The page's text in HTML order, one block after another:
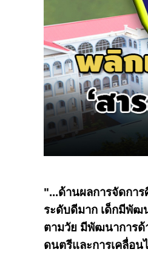
"...ด้านผลการจัดการ
ระดับดีมาก เด็กมีพัฒ
ตามวัย มีพัฒนาการ
ดนตรีและการเคลื่อน